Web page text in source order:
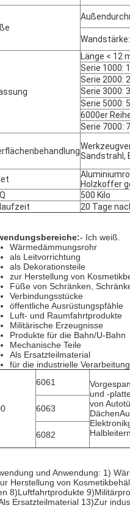
Länge < 12
Serie 1000:
Serie 2000:
Serie 3000:
Serie 5000:
6000er
Serie 7000:
Sandstrahl,
Holzkoffer
500 Kilo
20 Tage
- Ich weiß.
Wärmedämmungsrohr
als Leitvorrichtung
als Dekorationsteile
zur Herstellung von
Füße von Schränken,
Verbindungsstücke
öffentliche Ausrüstungspfähle
Luft- und Raumfahrtprodukte
Militärische Erzeugnisse
Produkte für die Bahn/U-Bahn
Mechanische Teile
Als Ersatzteilmaterial
für die industrielle Verarbeitung
6061
und -
von
6063
6082
und Anwendung: 1)
Herstellung von
8)Luftfahrtprodukte
Ersatzteilmaterial 13)Zur